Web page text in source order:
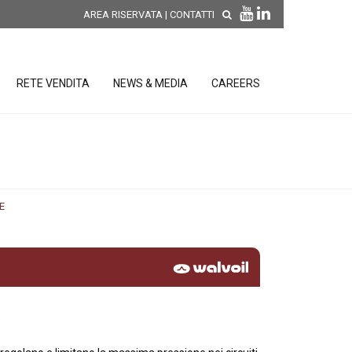
AREA RISERVATA | CONTATTI
RETE VENDITA NEWS & MEDIA CAREERS